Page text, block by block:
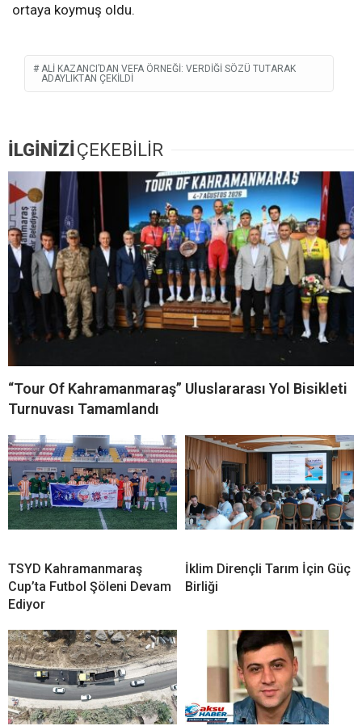
ortaya koymuş oldu.
ALI KAZANCI’DAN VEFA ÖRNEĞI: VERDIĞI SÖZÜ TUTARAK
ADAYLIKTAN ÇEKILDI
İLGİNİZİÇEKEBİLİR
“Tour Of Kahramanmaraş” Uluslararası Yol Bisikleti
Turnuvası Tamamlandı
TSYD Kahramanmaraş
Cup’ta Futbol Şöleni Devam
Ediyor
İklim Dirençli Tarım İçin Güç
Birliği